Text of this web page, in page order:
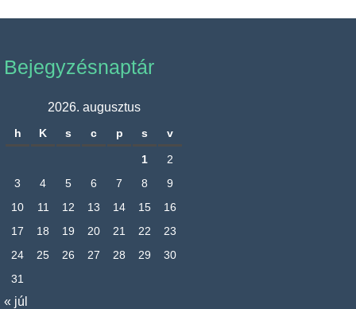
Bejegyzésnaptár
2026. augusztus
h K s c p s v
1
2
3
4 5 6 7 8
9
10
11 12 13 14 15
16
17
18 19 20 21 22
23
24
25 26 27 28 29
30
31
« júl